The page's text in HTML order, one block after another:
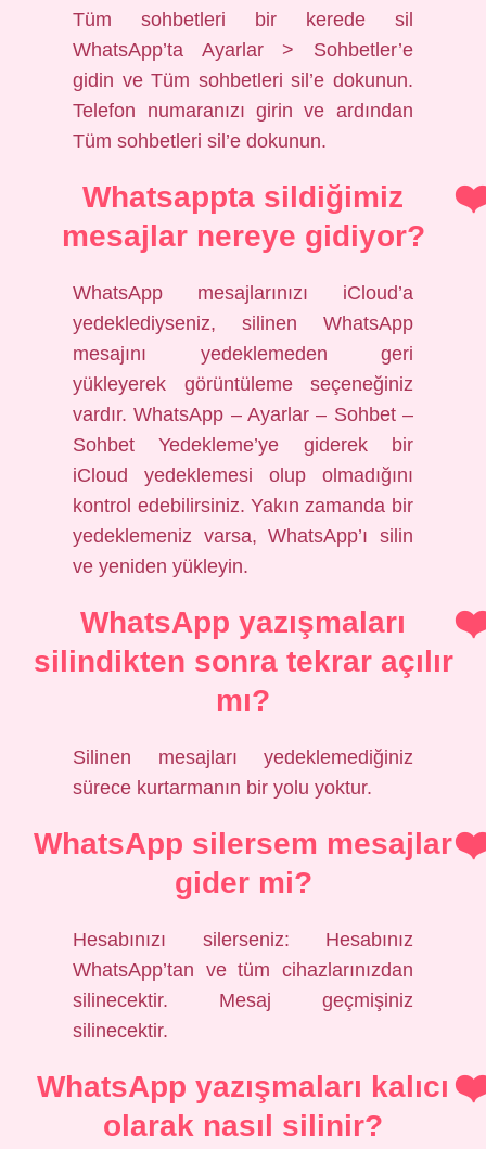
Tüm sohbetleri bir kerede sil
WhatsApp’ta Ayarlar > Sohbetler’e
gidin ve Tüm sohbetleri sil’e dokunun.
Telefon numaranızı girin ve ardından
Tüm sohbetleri sil’e dokunun.
Whatsappta sildiğimiz
mesajlar nereye gidiyor?
WhatsApp mesajlarınızı iCloud’a
yedeklediyseniz, silinen WhatsApp
mesajını yedeklemeden geri
yükleyerek görüntüleme seçeneğiniz
vardır. WhatsApp – Ayarlar – Sohbet –
Sohbet Yedekleme’ye giderek bir
iCloud yedeklemesi olup olmadığını
kontrol edebilirsiniz. Yakın zamanda bir
yedeklemeniz varsa, WhatsApp’ı silin
ve yeniden yükleyin.
WhatsApp yazışmaları
silindikten sonra tekrar açılır
mı?
Silinen mesajları yedeklemediğiniz
sürece kurtarmanın bir yolu yoktur.
WhatsApp silersem mesajlar
gider mi?
Hesabınızı silerseniz: Hesabınız
WhatsApp’tan ve tüm cihazlarınızdan
silinecektir. Mesaj geçmişiniz
silinecektir.
WhatsApp yazışmaları kalıcı
olarak nasıl silinir?